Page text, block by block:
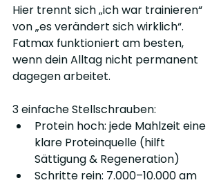
Hier trennt sich „ich war trainieren“
von „es verändert sich wirklich“.
Fatmax funktioniert am besten,
wenn dein Alltag nicht permanent
dagegen arbeitet.
3 einfache Stellschrauben:
Protein hoch: jede Mahlzeit eine
klare Proteinquelle (hilft
Sättigung & Regeneration)
Schritte rein: 7.000–10.000 am